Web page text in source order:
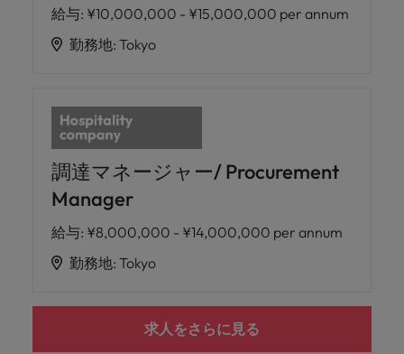
給与: ¥10,000,000 - ¥15,000,000 per annum
勤務地: Tokyo
調達マネージャー/ Procurement
Manager
給与: ¥8,000,000 - ¥14,000,000 per annum
勤務地: Tokyo
求人をさらに見る